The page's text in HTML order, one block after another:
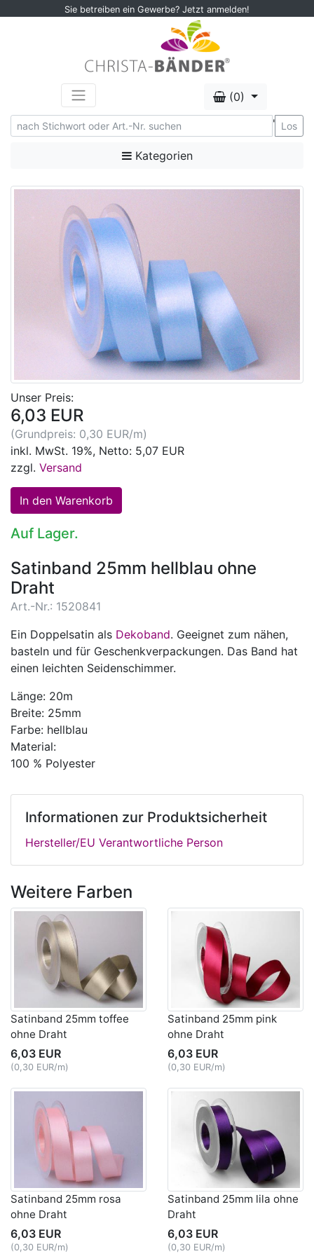
Sie betreiben ein Gewerbe? Jetzt anmelden!
(0)
' Los
Kategorien
Unser Preis:
6,03 EUR
(Grundpreis: 0,30 EUR/m)
inkl. MwSt. 19%, Netto: 5,07 EUR
zzgl. Versand
Auf Lager.
Satinband 25mm hellblau ohne
Draht
Art.-Nr.: 1520841
Ein Doppelsatin als Dekoband. Geeignet zum nähen,
basteln und für Geschenkverpackungen. Das Band hat
einen leichten Seidenschimmer.
Länge: 20m
Breite: 25mm
Farbe: hellblau
Material:
100 % Polyester
Informationen zur Produktsicherheit
Hersteller/EU Verantwortliche Person
Weitere Farben
Satinband 25mm toffee
ohne Draht
6,03 EUR
(0,30 EUR/m)
Satinband 25mm pink
ohne Draht
6,03 EUR
(0,30 EUR/m)
Satinband 25mm rosa
ohne Draht
6,03 EUR
(0,30 EUR/m)
Satinband 25mm lila ohne
Draht
6,03 EUR
(0,30 EUR/m)